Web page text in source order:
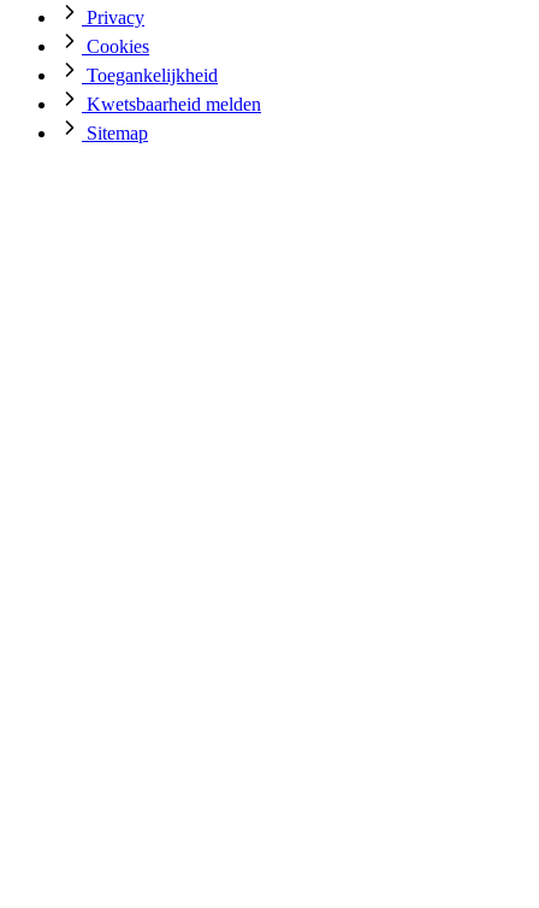
Privacy
Cookies
Toegankelijkheid
Kwetsbaarheid melden
Sitemap